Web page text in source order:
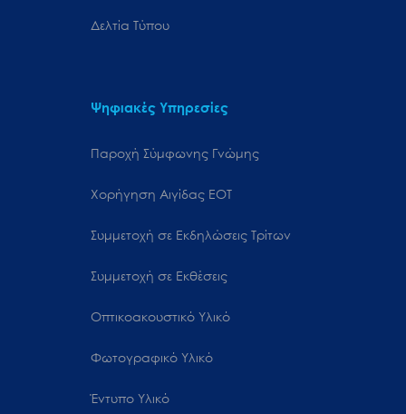
Δελτία Τύπου
Ψηφιακές Υπηρεσίες
Παροχή Σύμφωνης Γνώμης
Χορήγηση Αιγίδας ΕΟΤ
Συμμετοχή σε Εκδηλώσεις Τρίτων
Συμμετοχή σε Εκθέσεις
Οπτικοακουστικό Υλικό
Φωτογραφικό Υλικό
Έντυπο Υλικό